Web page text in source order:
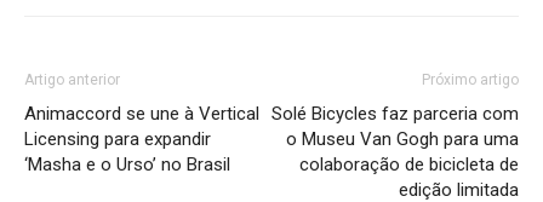
Artigo anterior
Animaccord se une à Vertical
Licensing para expandir
‘Masha e o Urso’ no Brasil
Próximo artigo
Solé Bicycles faz parceria com
o Museu Van Gogh para uma
colaboração de bicicleta de
edição limitada